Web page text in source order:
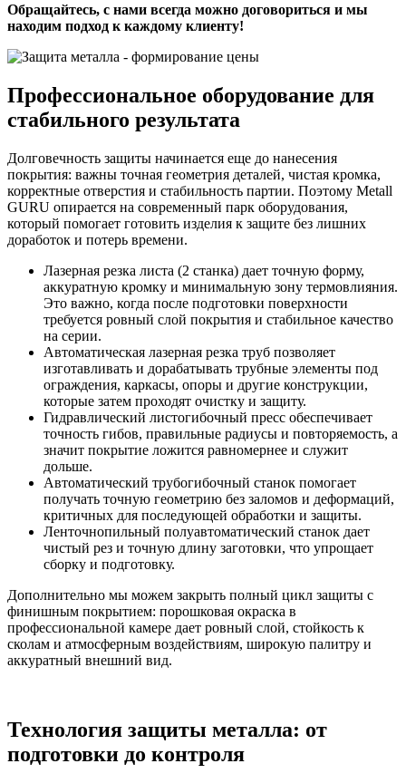
Обращайтесь, с нами всегда можно договориться и мы
находим подход к каждому клиенту!
Профессиональное оборудование для
стабильного результата
Долговечность защиты начинается еще до нанесения
покрытия: важны точная геометрия деталей, чистая кромка,
корректные отверстия и стабильность партии. Поэтому Metall
GURU опирается на современный парк оборудования,
который помогает готовить изделия к защите без лишних
доработок и потерь времени.
Лазерная резка листа (2 станка) дает точную форму,
аккуратную кромку и минимальную зону термовлияния.
Это важно, когда после подготовки поверхности
требуется ровный слой покрытия и стабильное качество
на серии.
Автоматическая лазерная резка труб позволяет
изготавливать и дорабатывать трубные элементы под
ограждения, каркасы, опоры и другие конструкции,
которые затем проходят очистку и защиту.
Гидравлический листогибочный пресс обеспечивает
точность гибов, правильные радиусы и повторяемость, а
значит покрытие ложится равномернее и служит
дольше.
Автоматический трубогибочный станок помогает
получать точную геометрию без заломов и деформаций,
критичных для последующей обработки и защиты.
Ленточнопильный полуавтоматический станок дает
чистый рез и точную длину заготовки, что упрощает
сборку и подготовку.
Дополнительно мы можем закрыть полный цикл защиты с
финишным покрытием: порошковая окраска в
профессиональной камере дает ровный слой, стойкость к
сколам и атмосферным воздействиям, широкую палитру и
аккуратный внешний вид.
Технология защиты металла: от
подготовки до контроля